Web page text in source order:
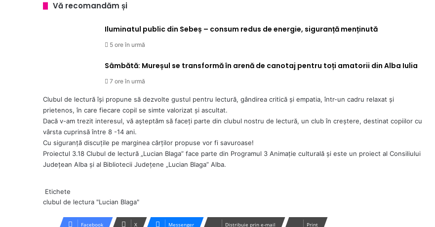
Vă recomandăm și
Iluminatul public din Sebeș – consum redus de energie, siguranță menținută
5 ore în urmă
Sâmbătă: Mureșul se transformă în arenă de canotaj pentru toți amatorii din Alba Iulia
7 ore în urmă
Clubul de lectură își propune să dezvolte gustul pentru lectură, gândirea critică și empatia, într-un cadru relaxat și
prietenos, în care fiecare copil se simte valorizat și ascultat.
Dacă v-am trezit interesul, vă așteptăm să faceți parte din clubul nostru de lectură, un club în creștere, destinat copiilor cu
vârsta cuprinsă între 8 -14 ani.
Cu siguranță discuțile pe marginea cărților propuse vor fi savuroase!
Proiectul 3.18 Clubul de lectură „Lucian Blaga” face parte din Programul 3 Animație culturală și este un proiect al Consiliului
Județean Alba și al Bibliotecii Județene „Lucian Blaga” Alba.
Etichete
clubul de lectura "Lucian Blaga"
Facebook X Messenger Distribuie prin e-mail Print